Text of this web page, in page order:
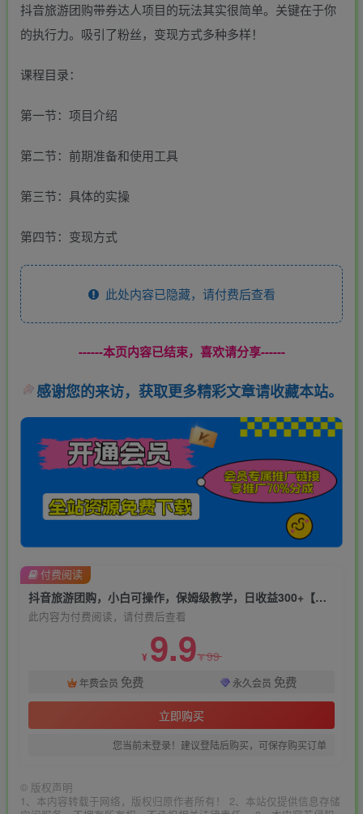
抖音旅游团购带券达人项目的玩法其实很简单。关键在于你
的执行力。吸引了粉丝，变现方式多种多样！
课程目录：
第一节：项目介绍
第二节：前期准备和使用工具
第三节：具体的实操
第四节：变现方式
此处内容已隐藏，请付费后查看
------本页内容已结束，喜欢请分享------
感谢您的来访，获取更多精彩文章请收藏本站。
抖音旅游团购，小白可操作，保姆级教学，日收益300+【揭秘】
此内容为付费阅读，请付费后查看
¥ 9.9¥99
年费会员 免费 永久会员 免费
立即购买
您当前未登录！建议登陆后购买，可保存购买订单
付费阅读
© 版权声明
1、本内容转载于网络，版权归原作者所有！ 2、本站仅提供信息存储